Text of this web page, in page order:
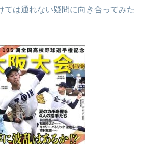
ては通れない疑問に向き合ってみた